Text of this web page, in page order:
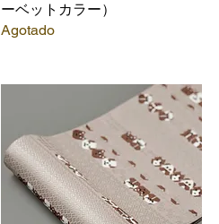
ーベットカラー）
Agotado